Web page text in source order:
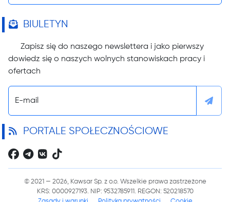
BIULETYN
Zapisz się do naszego newslettera i jako pierwszy
dowiedz się o naszych wolnych stanowiskach pracy i
ofertach
E-mail
PORTALE SPOŁECZNOŚCIOWE
© 2021 — 2026, Kawsar Sp. z o.o. Wszelkie prawa zastrzeżone
KRS: 0000927193. NIP: 9532785911. REGON: 520218570